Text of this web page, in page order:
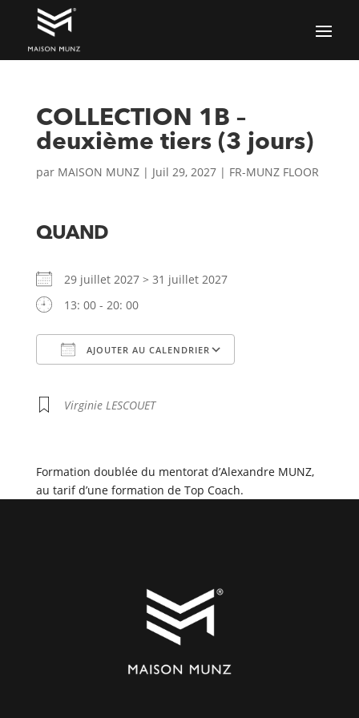
COLLECTION 1B –
deuxième tiers (3 jours)
par MAISON MUNZ| Juil 29, 2027| FR-MUNZ FLOOR
QUAND
29 juillet 2027 > 31 juillet 2027
13: 00 - 20: 00
AJOUTER AU CALENDRIER
Virginie LESCOUET
Formation doublée du mentorat d’Alexandre MUNZ,
au tarif d’une formation de Top Coach.